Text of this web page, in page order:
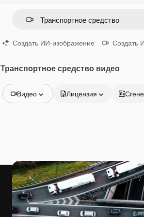
Создать ИИ-изображение Создать
Транспортное средство видео
Видео
Видео
Видеоролик
Моушн-дизайн
Видеошаблоны
Иконки
3D-модели
Шрифты
Лицензия